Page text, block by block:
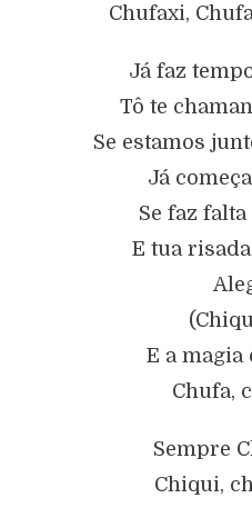
Chufaxi,
Já faz
Tô te
Se estamos
Já
Se faz
E tua
E a magia
Chufa,
Sempre
Chiqui,